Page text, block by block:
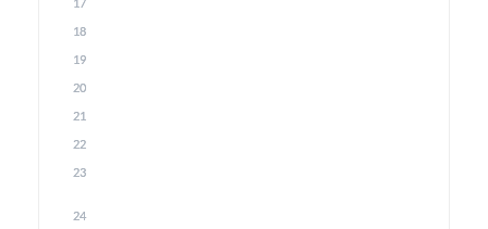
17
18
19
20
21
22
23
24